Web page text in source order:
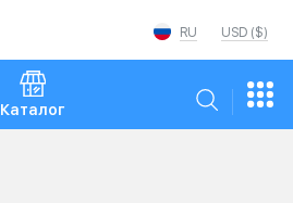
USD ($)
RU
Каталог